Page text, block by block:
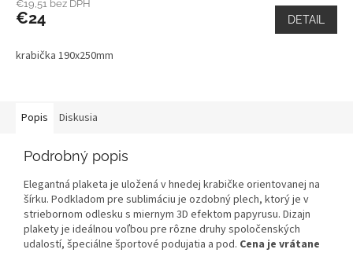
€19,51 bez DPH
€24 DETAIL
krabička 190x250mm
Popis Diskusia
Podrobný popis
Elegantná plaketa je uložená v hnedej krabičke orientovanej na
šírku. Podkladom pre sublimáciu je ozdobný plech, ktorý je v
striebornom odlesku s miernym 3D efektom papyrusu. Dizajn
plakety je ideálnou voľbou pre rôzne druhy spoločenských
udalostí, špeciálne športové podujatia a pod. Cena je vrátane